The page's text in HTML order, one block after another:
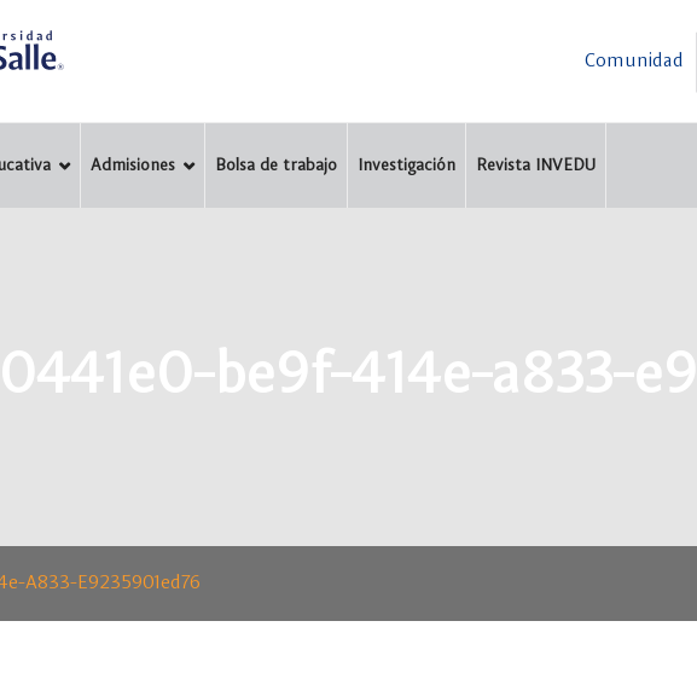
Comunidad
Admisiones Bolsa de trabajo Investigación Revista INVEDU
be9f-414e-a833-
A833-E9235901ed76